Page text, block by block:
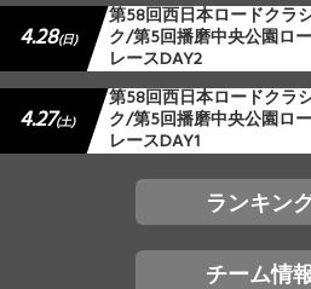
4.28(日)
第58回西日本ロードクラ
ク/第5回播磨中央公園ロ
レースDAY2
4.27(土)
第58回西日本ロードクラ
ク/第5回播磨中央公園ロ
レースDAY1
ランキン
チーム情